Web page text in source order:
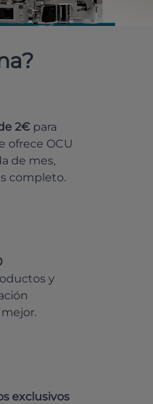
2€ para
ofrece OCU
de mes,
completo.
y
exclusivos